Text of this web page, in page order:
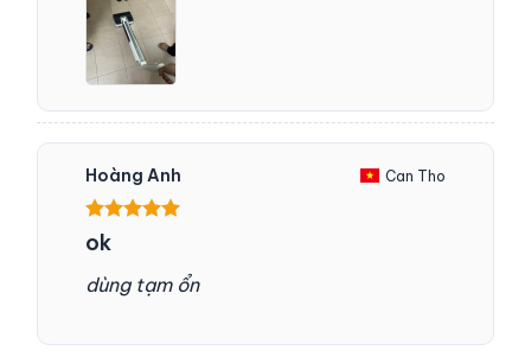
Hoàng Anh Can Tho
Được xếp
hạng
sao
ok
dùng tạm ổn